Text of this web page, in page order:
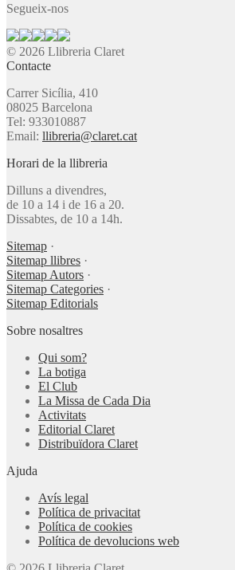
Segueix-nos
© 2026 Llibreria Claret
Contacte
Carrer Sicília, 410
08025 Barcelona
Tel: 933010887
Email: llibreria@claret.cat
Horari de la llibreria
Dilluns a divendres,
de 10 a 14 i de 16 a 20.
Dissabtes, de 10 a 14h.
Sitemap ·
Sitemap llibres ·
Sitemap Autors ·
Sitemap Categories ·
Sitemap Editorials
Sobre nosaltres
Qui som?
La botiga
El Club
La Missa de Cada Dia
Activitats
Editorial Claret
Distribuïdora Claret
Ajuda
Avís legal
Política de privacitat
Política de cookies
Política de devolucions web